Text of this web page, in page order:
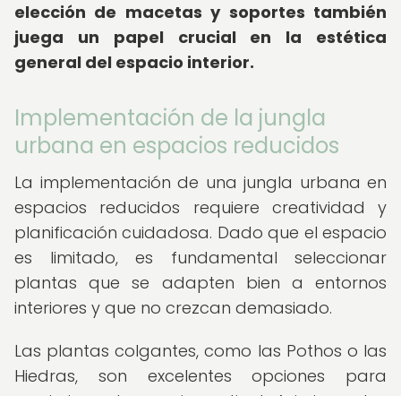
elección de macetas y soportes también
juega un papel crucial en la estética
general del espacio interior.
Implementación de la jungla
urbana en espacios reducidos
La implementación de una jungla urbana en
espacios reducidos requiere creatividad y
planificación cuidadosa. Dado que el espacio
es limitado, es fundamental seleccionar
plantas que se adapten bien a entornos
interiores y que no crezcan demasiado.
Las plantas colgantes, como las Pothos o las
Hiedras, son excelentes opciones para